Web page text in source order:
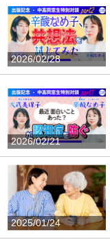
2026/02/28
2026/02/21
2025/01/24